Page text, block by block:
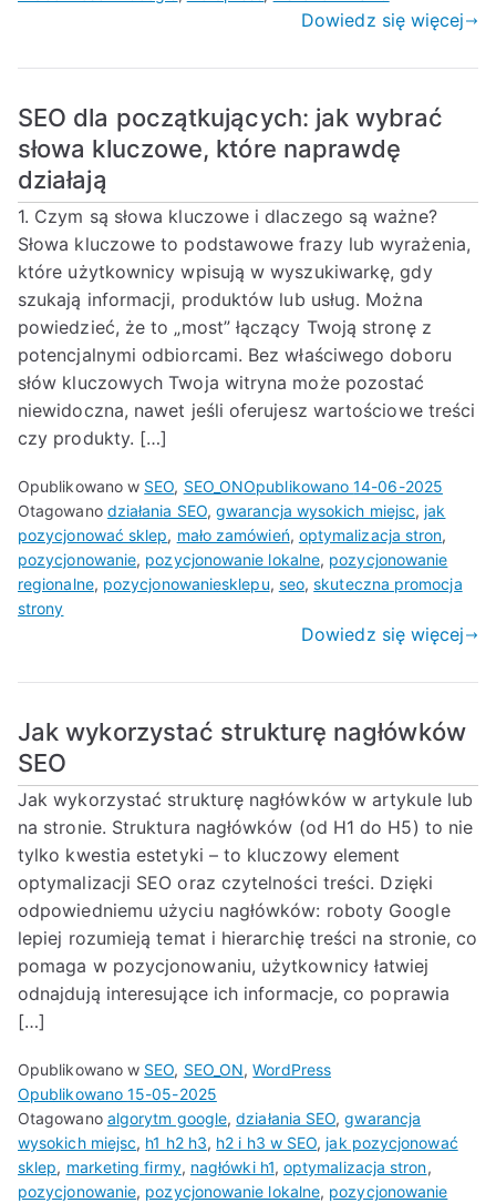
Dowiedz się więcej
SEO dla początkujących: jak wybrać
słowa kluczowe, które naprawdę
działają
1. Czym są słowa kluczowe i dlaczego są ważne?
Słowa kluczowe to podstawowe frazy lub wyrażenia,
które użytkownicy wpisują w wyszukiwarkę, gdy
szukają informacji, produktów lub usług. Można
powiedzieć, że to „most” łączący Twoją stronę z
potencjalnymi odbiorcami. Bez właściwego doboru
słów kluczowych Twoja witryna może pozostać
niewidoczna, nawet jeśli oferujesz wartościowe treści
czy produkty. […]
Opublikowano w SEO, SEO_ONOpublikowano14-06-2025
Otagowano działania SEO,gwarancja wysokich miejsc, jak
pozycjonować sklep, mało zamówień, optymalizacja stron,
pozycjonowanie, pozycjonowanie lokalne, pozycjonowanie
regionalne, pozycjonowaniesklepu, seo,skuteczna promocja
strony
Dowiedz się więcej
Jak wykorzystać strukturę nagłówków
SEO
Jak wykorzystać strukturę nagłówków w artykule lub
na stronie. Struktura nagłówków (od H1 do H5) to nie
tylko kwestia estetyki – to kluczowy element
optymalizacji SEO oraz czytelności treści. Dzięki
odpowiedniemu użyciu nagłówków: roboty Google
lepiej rozumieją temat i hierarchię treści na stronie, co
pomaga w pozycjonowaniu, użytkownicy łatwiej
odnajdują interesujące ich informacje, co poprawia
[…]
Opublikowano w SEO, SEO_ON,WordPress
Opublikowano15-05-2025
Otagowano algorytm google,działania SEO,gwarancja
wysokich miejsc, h1 h2 h3, h2 i h3 w SEO, jak pozycjonować
sklep, marketing firmy, nagłówki h1,optymalizacja stron,
pozycjonowanie, pozycjonowanie lokalne, pozycjonowanie